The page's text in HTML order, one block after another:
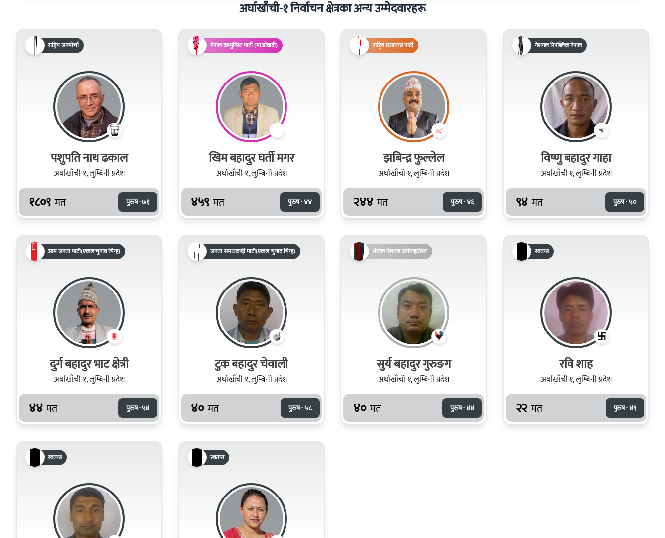
अर्घाखाँची-१ निर्वाचन क्षेत्रका अन्य उम्मेदवारहरू
राष्ट्रिय जनमोर्चा
पशुपति नाथ ढकाल
अर्घाखाँची-१, लुम्बिनी प्रदेश
१८०९ मत पुरुष · ७१
नेपाल कम्युनिस्ट पार्टी (माओवादी)
खिम बहादुर घर्ती मगर
अर्घाखाँची-१, लुम्बिनी प्रदेश
४५९ मत पुरुष · ४४
राष्ट्रिय प्रजातन्त्र पार्टी
झबिन्द्र फुल्लेल
अर्घाखाँची-१, लुम्बिनी प्रदेश
२४४ मत पुरुष · ४६
नेशनल रिपब्लिक नेपाल
विष्णु बहादुर गाहा
अर्घाखाँची-१, लुम्बिनी प्रदेश
९४ मत पुरुष · ५०
आम जनता पार्टी(एकल चुनाव चिन्ह)
दुर्ग बहादुर भाट क्षेत्री
अर्घाखाँची-१, लुम्बिनी प्रदेश
४४ मत पुरुष · ५४
जनता समाजवादी पार्टी(एकल चुनाव चिन्ह)
टुक बहादुर चेवाली
अर्घाखाँची-१, लुम्बिनी प्रदेश
४० मत पुरुष · ५८
मंगोल नेशनल अर्गनाइजेसन
सुर्य बहादुर गुरुङग
अर्घाखाँची-१, लुम्बिनी प्रदेश
४० मत पुरुष · ४४
स्वतन्त्र
रवि शाह
अर्घाखाँची-१, लुम्बिनी प्रदेश
२२ मत पुरुष · ४९
स्वतन्त्र स्वतन्त्र